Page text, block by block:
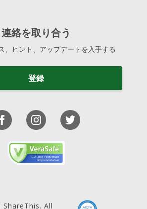
連絡を取り合う
、ヒント、アップデートを入手する
登録
All